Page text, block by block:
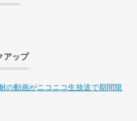
アップ
の動画がニコニコ生放送で期間限